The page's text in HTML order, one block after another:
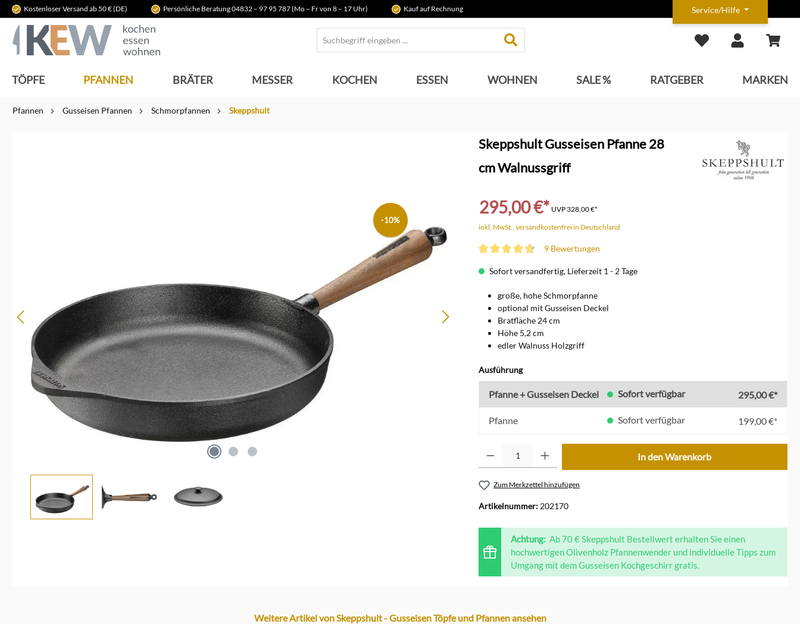
Zur Hauptnavigation springen
Kostenloser Versand ab 50 € (DE) Persönliche Beratung 04832 – 97 95 787 (Mo – Fr von 8 – 17 Uhr) Kauf auf Rechnung Service/Hilfe
TÖPFE PFANNEN BRÄTER MESSER KOCHEN ESSEN WOHNEN SALE % RATGEBER MARKEN
Pfannen Gusseisen Pfannen Schmorpfannen Skeppshult
-10%
Skeppshult Gusseisen Pfanne 28
cm Walnussgriff
295,00 €* UVP328,00 €*
inkl. MwSt., versandkostenfrei in Deutschland
9 Bewertungen
Sofort versandfertig, Lieferzeit 1 - 2 Tage
große, hohe Schmorpfanne
optional mit Gusseisen Deckel
Bratfläche 24 cm
Höhe 5,2 cm
edler Walnuss Holzgriff
Ausführungauswählen
Pfanne + Gusseisen Deckel Sofort verfügbar 295,00 €*
Pfanne Sofort verfügbar 199,00 €*
In den Warenkorb
Zum Merkzettel hinzufügen
Artikelnummer: 202170
Achtung: Ab 70 € Skeppshult Bestellwert erhalten Sie einen
hochwertigen Olivenholz Pfannenwender und individuelle Tipps zum
Umgang mit dem Gusseisen Kochgeschirr gratis.
Weitere Artikel von Skeppshult - Gusseisen Töpfe und Pfannen ansehen